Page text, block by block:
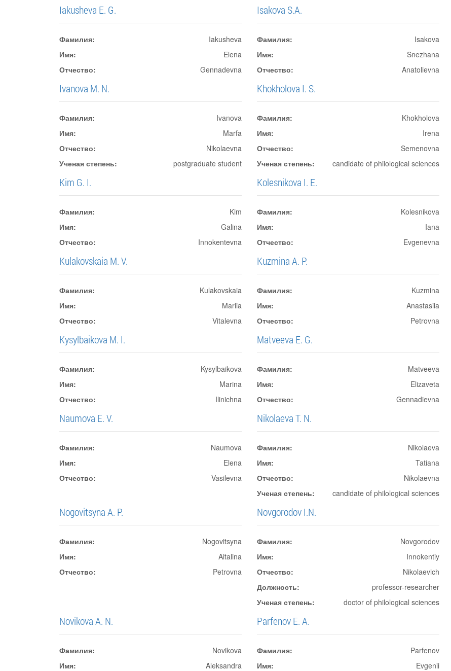
Iakusheva E. G.
Фамилия:
Iakusheva
Имя:
Elena
Отчество:
Gennadevna
Isakova S.A.
Фамилия:
Isakova
Имя:
Snezhana
Отчество:
Anatolievna
Ivanova M. N.
Фамилия:
Ivanova
Имя:
Marfa
Отчество:
Nikolaevna
Ученая степень:
postgraduate student
Khokholova I. S.
Фамилия:
Khokholova
Имя:
Irena
Отчество:
Semenovna
Ученая степень:
candidate of philological sciences
Kim G. I.
Фамилия:
Kim
Имя:
Galina
Отчество:
Innokentevna
Kolesnikova I. E.
Фамилия:
Kolesnikova
Имя:
Iana
Отчество:
Evgenevna
Kulakovskaia M. V.
Фамилия:
Kulakovskaia
Имя:
Mariia
Отчество:
Vitalevna
Kuzmina A. P.
Фамилия:
Kuzmina
Имя:
Anastasiia
Отчество:
Petrovna
Kysylbaikova M. I.
Фамилия:
Kysylbaikova
Имя:
Marina
Отчество:
Ilinichna
Matveeva E. G.
Фамилия:
Matveeva
Имя:
Elizaveta
Отчество:
Gennadievna
Naumova E. V.
Фамилия:
Naumova
Имя:
Elena
Отчество:
Vasilevna
Nikolaeva T. N.
Фамилия:
Nikolaeva
Имя:
Tatiana
Отчество:
Nikolaevna
Ученая степень:
candidate of philological sciences
Nogovitsyna A. P.
Фамилия:
Nogovitsyna
Имя:
Aitalina
Отчество:
Petrovna
Novgorodov I.N.
Фамилия:
Novgorodov
Имя:
Innokentiy
Отчество:
Nikolaevich
Должность:
professor-researcher
Ученая степень:
doctor of philological sciences
Novikova A. N.
Фамилия:
Novikova
Имя:
Aleksandra
Parfenov E. A.
Фамилия:
Parfenov
Имя:
Evgenii